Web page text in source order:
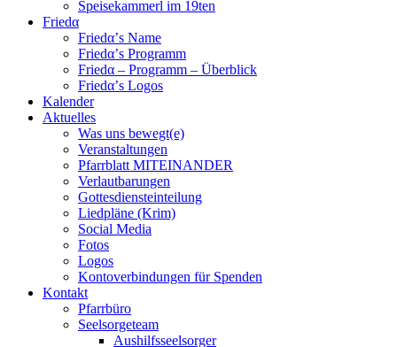
Speisekammerl im 19ten
Friedα
Friedα’s Name
Friedα’s Programm
Friedα – Programm – Überblick
Friedα’s Logos
Kalender
Aktuelles
Was uns bewegt(e)
Veranstaltungen
Pfarrblatt MITEINANDER
Verlautbarungen
Gottesdiensteinteilung
Liedpläne (Krim)
Social Media
Fotos
Logos
Kontoverbindungen für Spenden
Kontakt
Pfarrbüro
Seelsorgeteam
Aushilfsseelsorger